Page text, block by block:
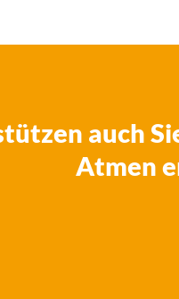
auch
Atmen